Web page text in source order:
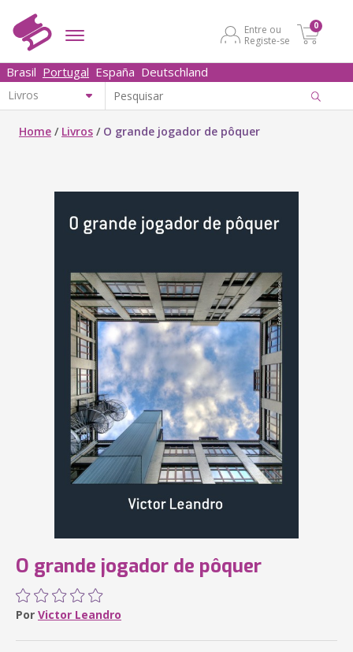
Entre ou
Registe-se
0
Brasil Portugal España Deutschland
Home / Livros / O grande jogador de pôquer
O grande jogador de pôquer
Por Victor Leandro